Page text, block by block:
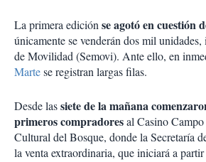
La primera ediciónse agotó en cuestión
únicamente se venderán dos mil
de Movilidad (Semovi). Ante ello, en
Martese registran largas filas.
Desde lassiete de la mañana
primeros compradoresal Casino
Cultural del Bosque, donde la Secretaría
la venta extraordinaria, que iniciará a partir